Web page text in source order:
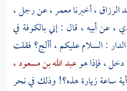
الرزاق ،أخبرنامعمر ،عن رجل ،
،عن أبيه ، قال : إنيبالكوفة في
: السلام عليكم ، أألج؟ فقلت
دخل ، فإذا هوعبد الله بن مسعود ،
أية ساعة زيارة هذه؟! وذلك في نحر